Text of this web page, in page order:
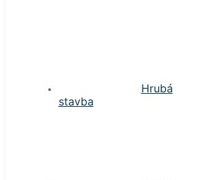
Hrubá
stavba